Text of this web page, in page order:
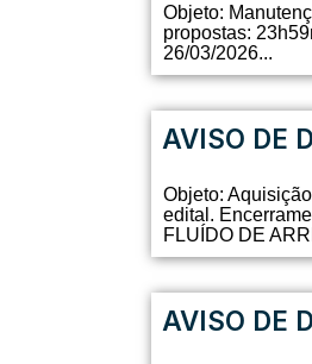
Objeto:
propostas:
26/03/2026...
AVISO DE
Objeto:
edital.
FLUÍDO DE
AVISO DE